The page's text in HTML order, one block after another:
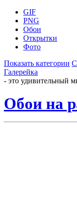
GIF
PNG
Обои
Открытки
Фото
Показать категории
Галерейка
- это удивительный
Обои на